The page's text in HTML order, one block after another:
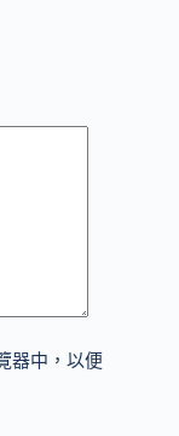
器中，以便